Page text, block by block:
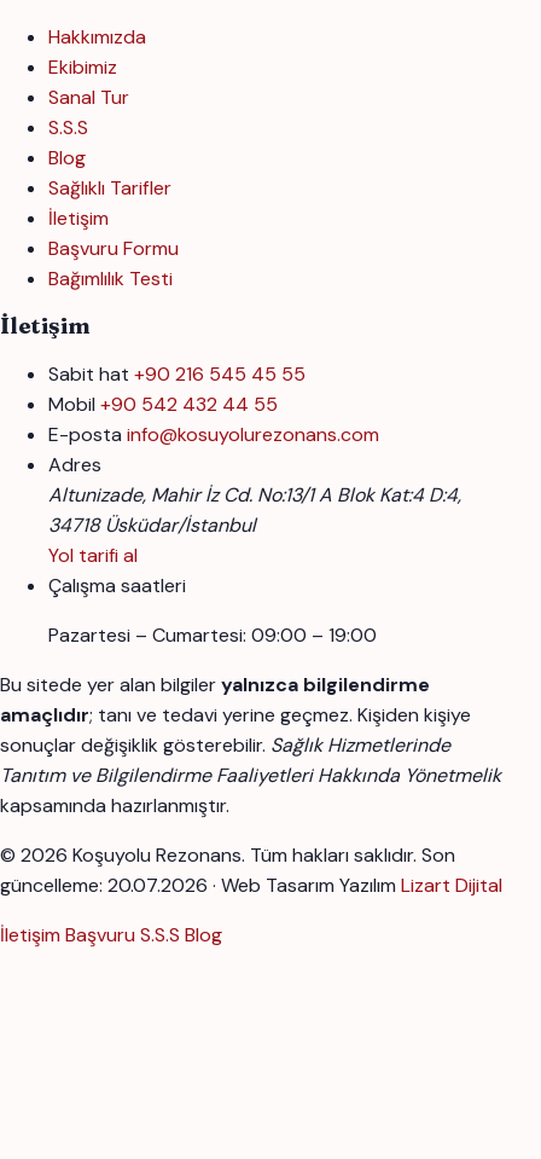
Hakkımızda
Ekibimiz
Sanal Tur
S.S.S
Blog
Sağlıklı Tarifler
İletişim
Başvuru Formu
Bağımlılık Testi
İletişim
Sabit hat +90 216 545 45 55
Mobil +90 542 432 44 55
E-posta info@kosuyolurezonans.com
Adres
Altunizade, Mahir İz Cd. No:13/1 A Blok Kat:4 D:4,
34718 Üsküdar/İstanbul
Yol tarifi al
Çalışma saatleri
Pazartesi – Cumartesi: 09:00 – 19:00
Bu sitede yer alan bilgileryalnızca bilgilendirme
amaçlıdır; tanı ve tedavi yerine geçmez. Kişiden kişiye
sonuçlar değişiklik gösterebilir. Sağlık Hizmetlerinde
Tanıtım ve Bilgilendirme Faaliyetleri Hakkında Yönetmelik
kapsamında hazırlanmıştır.
© 2026 Koşuyolu Rezonans. Tüm hakları saklıdır. Son
güncelleme: 20.07.2026 · Web Tasarım Yazılım Lizart Dijital
İletişim Başvuru S.S.S Blog